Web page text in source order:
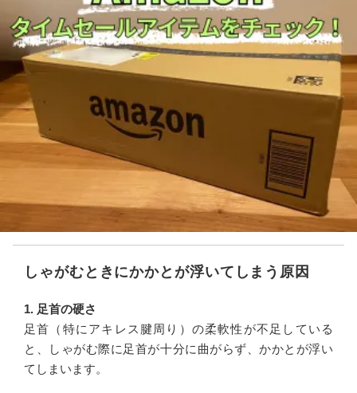
しゃがむときにかかとが浮いてしまう原因
1. 足首の硬さ
足首（特にアキレス腱周り）の柔軟性が不足している
と、しゃがむ際に足首が十分に曲がらず、かかとが浮い
てしまいます。